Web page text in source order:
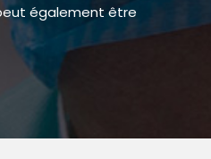
également être